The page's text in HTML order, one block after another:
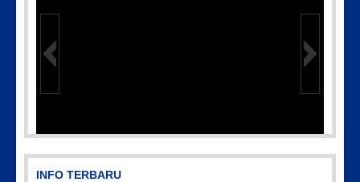
Picsart_23-04-12_11-55-35-604
INFO TERBARU